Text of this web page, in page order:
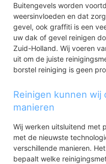
Buitengevels worden
weersinvloeden en dat
gevel, ook graffiti is een
uw dak of gevel reinigen
Zuid-Holland. Wij voeren
uit om de juiste
borstel reiniging is geen
Reinigen kunnen wij
manieren
Wij werken uitsluitend met
met de nieuwste
verschillende manieren.
bepaalt welke